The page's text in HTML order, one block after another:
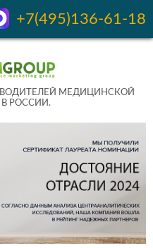
+7(495)136-61-18
МЕДИЦИНСКОЙ
РОССИИ.